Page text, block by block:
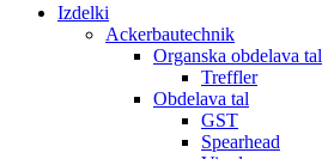
Izdelki
Ackerbautechnik
Organska obdelava tal
Treffler
Obdelava tal
GST
Spearhead